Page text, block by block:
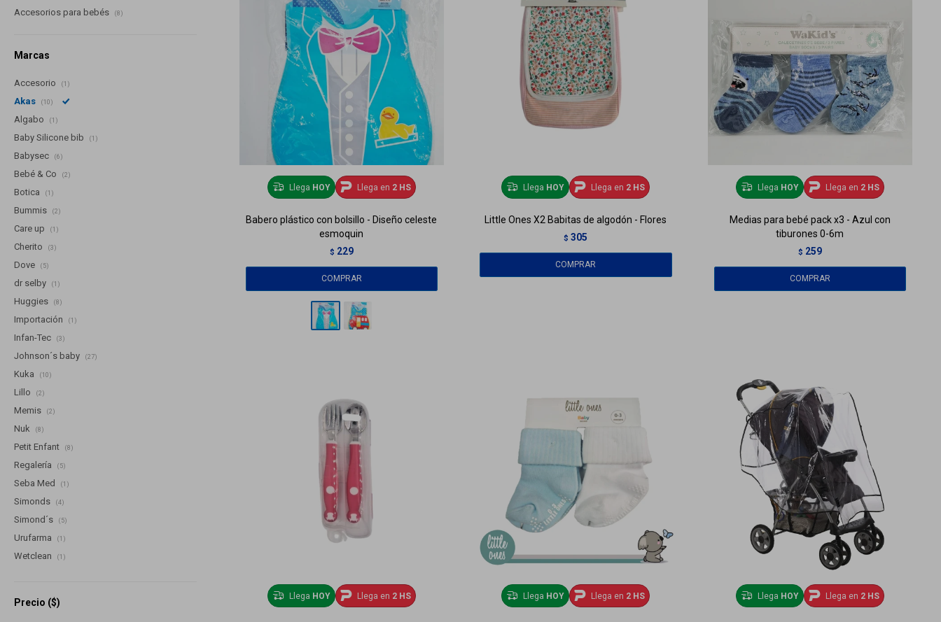
Llega HOY Llega en 2 HS
Babero plástico con bolsillo - Diseño celeste
esmoquin
$ 229
Llega HOY Llega en 2 HS
Little Ones X2 Babitas de algodón - Flores
$ 305
Llega HOY Llega en 2 HS
Medias para bebé pack x3 - Azul con
tiburones 0-6m
$ 259
Llega HOY Llega en 2 HS Llega HOY Llega en 2 HS Llega HOY Llega en 2 HS
Accesorios para bebés (8)
Marcas
Accesorio (1)
Akas (10)
Algabo (1)
Baby Silicone bib (1)
Babysec (6)
Bebé & Co (2)
Botica (1)
Bummis (2)
Care up (1)
Cherito (3)
Dove (5)
dr selby (1)
Huggies (8)
Importación (1)
Infan-Tec (3)
Johnson´s baby (27)
Kuka (10)
Lillo (2)
Memis (2)
Nuk (8)
Petit Enfant (8)
Regalería (5)
Seba Med (1)
Simonds (4)
Simond´s (5)
Urufarma (1)
Wetclean (1)
Precio ($)